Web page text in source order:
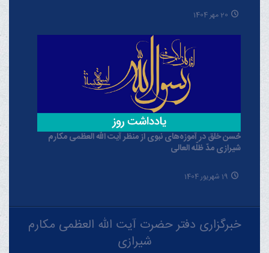
20 مهر 1404
حُسن خلق در آموزه‌های نبوی از منظر آیت الله العظمی مکارم
شیرازی مدّ ظلّه العالی
19 شهریور 1404
خبرگزاری دفتر حضرت آیت الله العظمی مکارم
شیرازی